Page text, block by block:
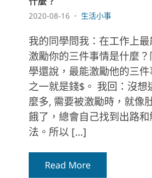
2020-08-16 生活小事
我的同學問我：在工作上最
激勵你的三件事情是什麼？
學還說，最能激勵他的三件
之一就是錢$。 我回：沒想
麼多, 需要被激勵時，就像
餓了，總會自己找到出路和
法。所以 […]
Read More